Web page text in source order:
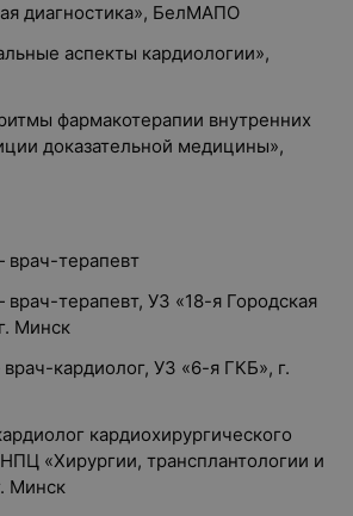
диагностика», БелМАПО
аспекты кардиологии»,
фармакотерапии внутренних
доказательной медицины»,
врач-терапевт
терапевт, УЗ «18-я Городская
Минск
кардиолог, УЗ «6-я ГКБ», г.
кардиохирургического
«Хирургии, трансплантологии и
Минск